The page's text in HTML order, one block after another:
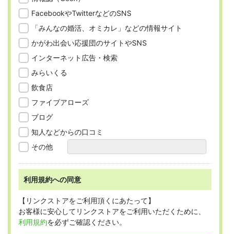
FacebookやTwitterなどのSNS
「みんなの婚活、オミカレ」などの情報サイト
かがわ出会い応援団のサイトやSNS
インターネット広告・検索
みらいくる
飲食店
ファイブアローズ
ブログ
知人などからの口コミ
その他
利用規約への同意
【リンクストアをご利用頂くにあたって】
お客様に安心してリンクストアをご利用いただくために、
利用規約を必ずご確認ください。